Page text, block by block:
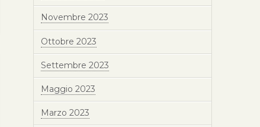
Novembre 2023
Ottobre 2023
Settembre 2023
Maggio 2023
Marzo 2023